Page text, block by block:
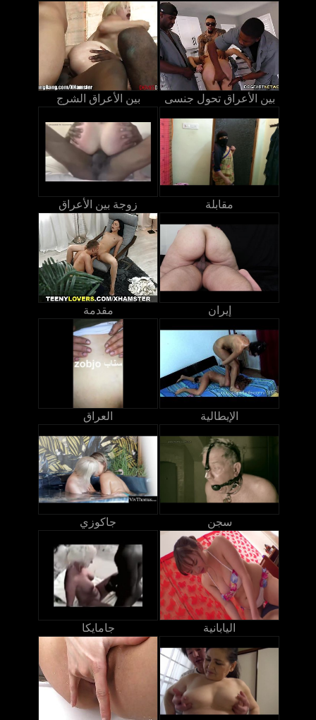
بين الأعراق الشرج بين الأعراق تحول جنسى
زوجة بين الأعراق مقابلة
مقدمة إيران
العراق الإيطالية
جاكوزي سجن
جامايكا اليابانية